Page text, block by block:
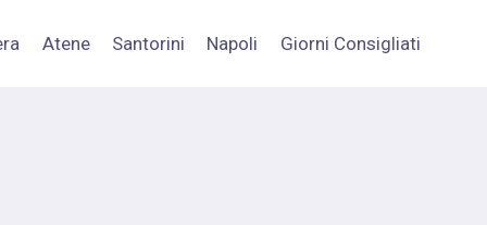
Atene Santorini Napoli Giorni Consigliati